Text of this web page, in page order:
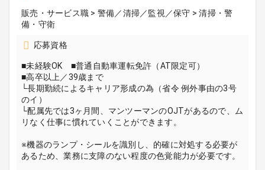
販売・サービス職 > 警備／清掃／監視／保守 > 清掃・警
備・守衛
応募資格
■未経験OK ■普通自動車運転免許（AT限定可）
■高卒以上／39歳まで
└長期勤続によるキャリア形成の為（省令 例外事由の3号
のイ）
└配属先では3ヶ月間、マンツーマンのOJTがあるので、ム
リなく仕事に慣れていくことができます。
※機器のランプ・シールを識別し、的確に対処する必要が
あるため、業務に支障のない程度の色覚能力が必要です。